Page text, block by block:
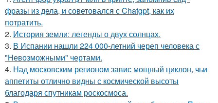
фразы из дела, и советовался с Chatgpt, как их
потратить.
2. История земли: легенды о двух солнцах.
3. В Испании нашли 224 000-летний череп человека с
"Невозможными" чертами.
4. Над московским регионом завис мощный циклон, чьи
аппетиты отлично видны с космической высоты
благодаря спутникам роскосмоса.